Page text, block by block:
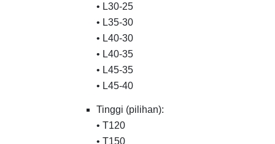
• L30-25
• L35-30
• L40-30
• L40-35
• L45-35
• L45-40
Tinggi (pilihan):
• T120
• T150